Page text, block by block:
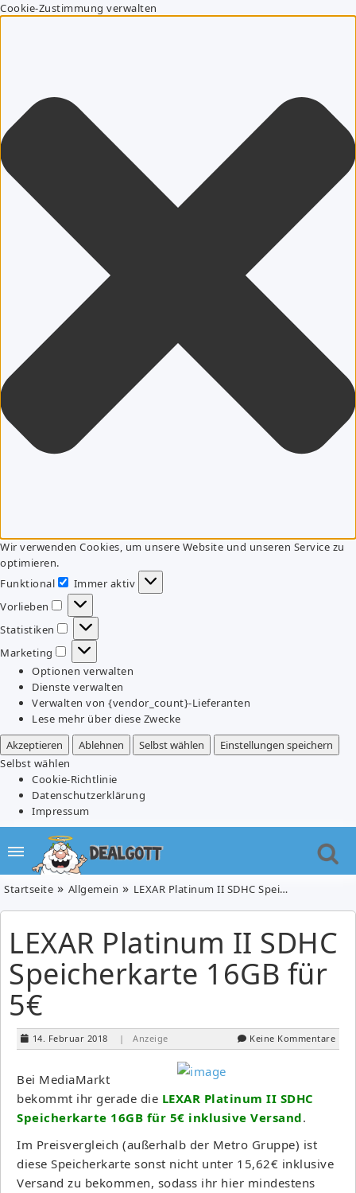
Cookie-Zustimmung verwalten
Wir verwenden Cookies, um unsere Website und unseren Service zu
optimieren.
Funktional
Funktional
Immer aktiv
Vorlieben
Vorlieben
Statistiken
Statistiken
Marketing
Marketing
Optionen verwalten
Dienste verwalten
Verwalten von {vendor_count}-Lieferanten
Lese mehr über diese Zwecke
Akzeptieren
Ablehnen Selbst wählen
Einstellungen speichern
Selbst wählen
Cookie-Richtlinie
Datenschutzerklärung
Impressum
Startseite Allgemein LEXAR Platinum II SDHC Speicherkarte 16GB für 5€
LEXAR Platinum II SDHC
Speicherkarte 16GB für
5€
14. Februar 2018 | Anzeige Keine Kommentare
Bei MediaMarkt
bekommt ihr gerade die LEXAR Platinum II SDHC
Speicherkarte 16GB für 5€ inklusive Versand.
Im Preisvergleich (außerhalb der Metro Gruppe) ist
diese Speicherkarte sonst nicht unter 15,62€ inklusive
Versand zu bekommen, sodass ihr hier mindestens